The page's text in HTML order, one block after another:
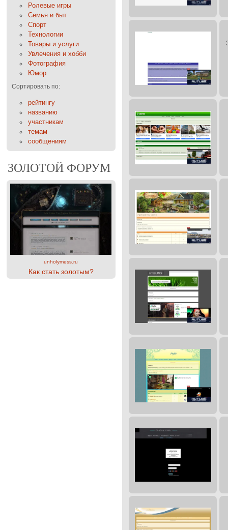
Ролевые игры
Семья и быт
Спорт
Технологии
Товары и услуги
Увлечения и хобби
Фотография
Юмор
Сортировать по:
рейтингу
названию
участникам
темам
сообщениям
ЗОЛОТОЙ ФОРУМ
unholymess.ru
Как стать золотым?